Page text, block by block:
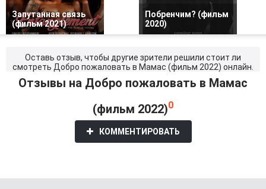
Запутанная связь
(фильм 2021)
Побренчим? (фильм
2020)
Оставь отзыв, чтобы другие зрители решили стоит ли
смотреть Добро пожаловать в Мамас (фильм 2022) онлайн.
Отзывы на Добро пожаловать в Мамас
(фильм 2022)0
КОММЕНТИРОВАТЬ